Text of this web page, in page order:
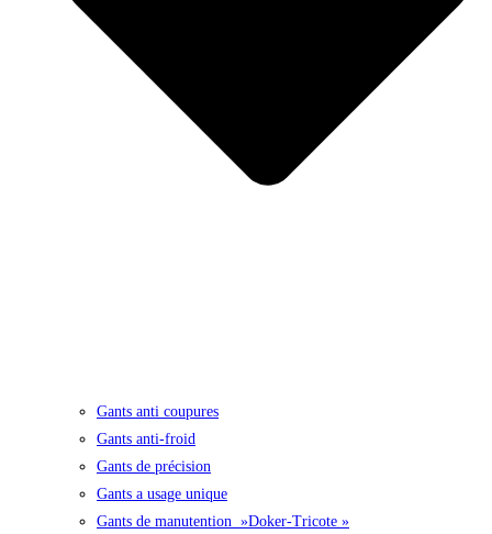
Gants anti coupures
Gants anti-froid
Gants de précision
Gants a usage unique
Gants de manutention »Doker-Tricote »